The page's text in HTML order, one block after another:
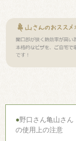
●野口さん亀山さん
の使用上の注意